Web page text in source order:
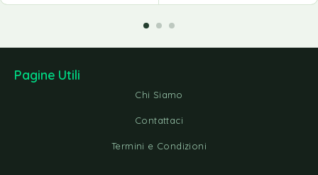
Pagine Utili
Chi Siamo
Contattaci
Termini e Condizioni